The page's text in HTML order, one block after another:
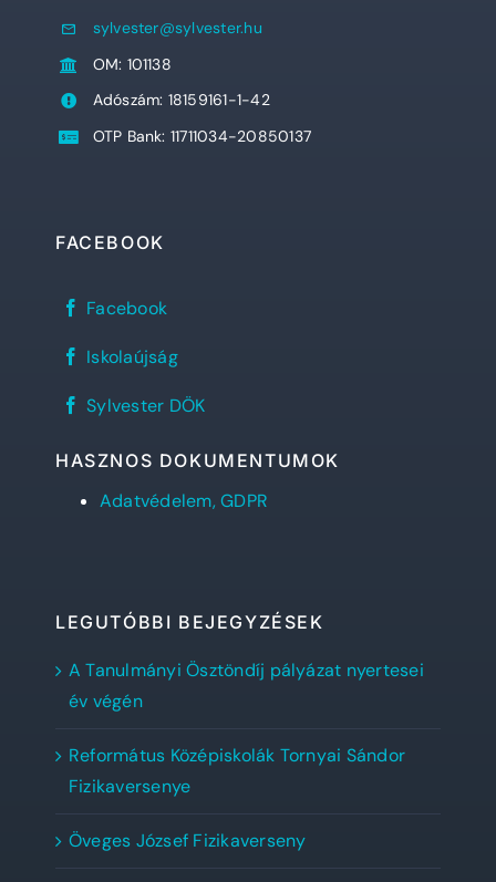
sylvester@sylvester.hu
OM: 101138
Adószám: 18159161-1-42
OTP Bank: 11711034-20850137
FACEBOOK
Sylvester
János
Gimnázium
facebook
Facebook
REFlex,
diáklapja
Iskolaújság
Sylvester
DÖK
oldala
Sylvester DÖK
HASZNOS DOKUMENTUMOK
Adatvédelem, GDPR
LEGUTÓBBI BEJEGYZÉSEK
A Tanulmányi Ösztöndíj pályázat nyertesei
év végén
Református Középiskolák Tornyai Sándor
Fizikaversenye
Öveges József Fizikaverseny